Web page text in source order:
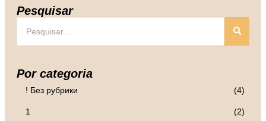
Pesquisar
Por categoria
! Без рубрики (4)
1 (2)